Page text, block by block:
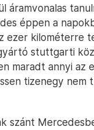
áramvonalas
éppen a
ezer kilométerre
stuttgarti
maradt annyi az
tizenegy nem
szánt